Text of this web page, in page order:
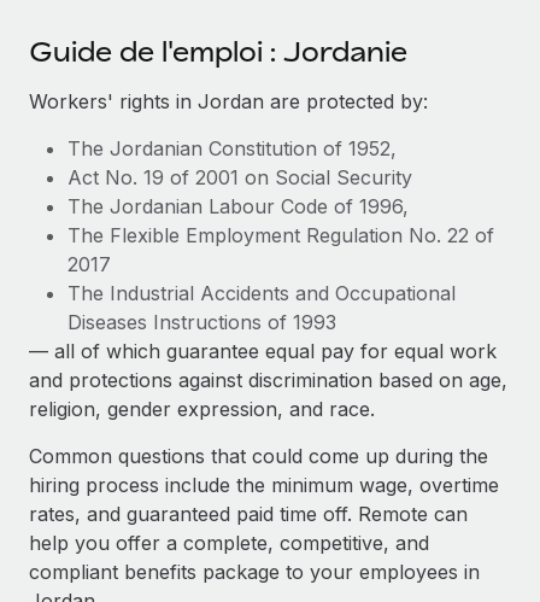
Intégrations
SERVICES
Demandez aux experts
Recevez des conseils d’experts sur les RH à
l’international et la conformité
Contrôles d’antécédents
Simplifiez vos processus de présélection des
candidats
Remote Watchtower
Gardez un temps d’avance sur les risques en
matière de conformité
Gestion des appareils
Achetez et suivez vos équipements informatiques
dans le monde entier
Partenaires stratégiques de la tech
Explorez avec nous vos opportunités de partenariat
Remote Build Bientôt disponible
Conseil en intégrations et automatisations assistées par
l’IA
ÉTUDES DE CAS
Comment Weaviate, l'as de l'IA, a développé
ses effectifs de 120 % avec Remote
Weaviate en bref Weaviate crée des infrastructures open
source et AI-first. Sa mission est...
En savoir plus
Salle de presse
Données sur les salaires et les talents
Centre de ressources
Obtenir de l’aide
Voir toutes les ressources
BLOG
EOR et PEO
Gestion des freelances
Taxes
Guide de l'emploi : Jordanie
Workers' rights in Jordan are protected by:
The Jordanian Constitution of 1952,
Act No. 19 of 2001 on Social Security
The Jordanian Labour Code of 1996,
The Flexible Employment Regulation No. 22 of
2017
The Industrial Accidents and Occupational
Diseases Instructions of 1993
— all of which guarantee equal pay for equal work
and protections against discrimination based on age,
religion, gender expression, and race.
Common questions that could come up during the
hiring process include the minimum wage, overtime
rates, and guaranteed paid time off. Remote can
help you offer a complete, competitive, and
compliant benefits package to your employees in